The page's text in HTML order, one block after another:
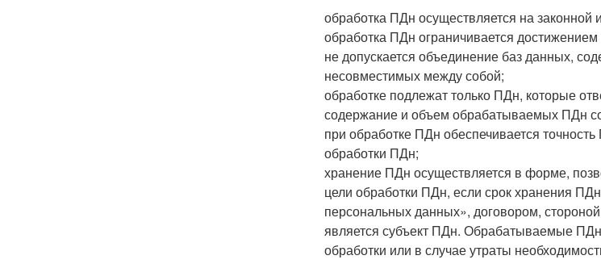
обработка ПДн осуществляется на законной
обработка ПДн ограничивается
не допускается объединение баз данных,
несовместимых между собой;
обработке подлежат только ПДн, которые
содержание и объем обрабатываемых ПДн
при обработке ПДн обеспечивается
обработки ПДн;
хранение ПДн осуществляется в форме,
цели обработки ПДн, если срок хранения
персональных данных», договором,
является субъект ПДн. Обрабатываемые
обработки или в случае утраты